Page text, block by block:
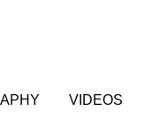
VIDEOS